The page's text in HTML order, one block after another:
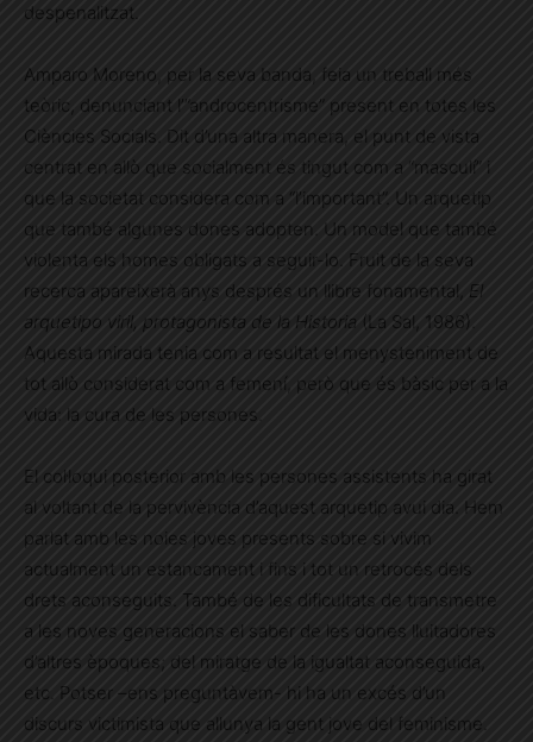
despenalitzat.
Amparo Moreno, per la seva banda, feia un treball més
teòric, denunciant l’”androcentrisme” present en totes les
Ciències Socials. Dit d’una altra manera, el punt de vista
centrat en allò que socialment és tingut com a “masculí” i
que la societat considera com a “l’important”. Un arquetip
que també algunes dones adopten. Un model que també
violenta els homes obligats a seguir-lo. Fruit de la seva
recerca apareixerà anys després un llibre fonamental, El
arquetipo viril, protagonista de la Historia (La Sal, 1986).
Aquesta mirada tenia com a resultat el menysteniment de
tot allò considerat com a femení, però que és bàsic per a la
vida: la cura de les persones.
El col·loqui posterior amb les persones assistents ha girat
al voltant de la pervivència d’aquest arquetip avui dia. Hem
parlat amb les noies joves presents sobre si vivim
actualment un estancament i fins i tot un retrocés dels
drets aconseguits. També de les dificultats de transmetre
a les noves generacions el saber de les dones lluitadores
d’altres èpoques; del miratge de la igualtat aconseguida,
etc. Potser –ens preguntàvem- hi ha un excés d’un
discurs victimista que allunya la gent jove del feminisme.